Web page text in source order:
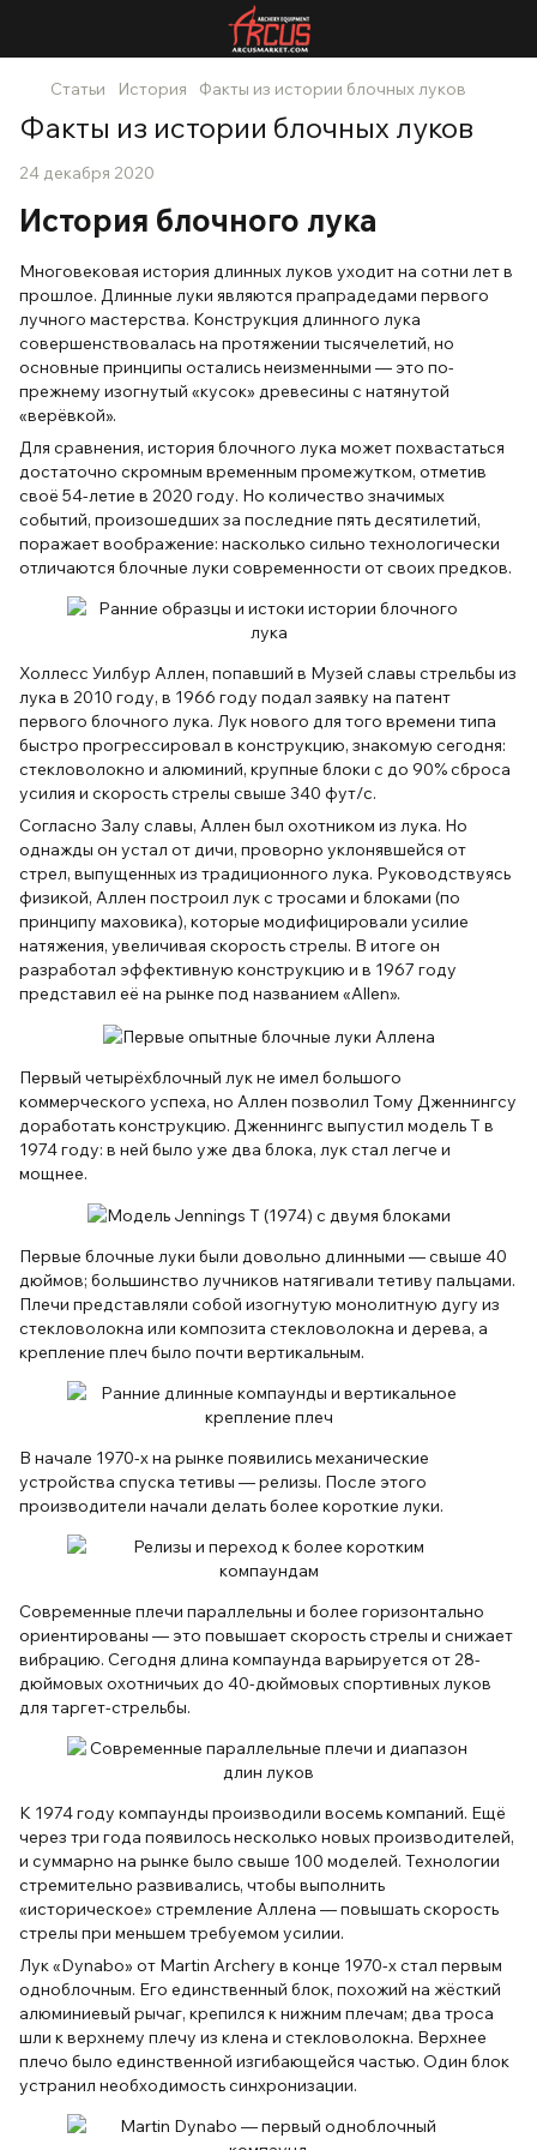
Статьи История Факты из истории блочных луков
Факты из истории блочных луков
24 декабря 2020
История блочного лука
Многовековая история длинных луков уходит на сотни лет в
прошлое. Длинные луки являются прапрадедами первого
лучного мастерства. Конструкция длинного лука
совершенствовалась на протяжении тысячелетий, но
основные принципы остались неизменными — это по-
прежнему изогнутый «кусок» древесины с натянутой
«верёвкой».
Для сравнения, история блочного лука может похвастаться
достаточно скромным временным промежутком, отметив
своё 54-летие в 2020 году. Но количество значимых
событий, произошедших за последние пять десятилетий,
поражает воображение: насколько сильно технологически
отличаются блочные луки современности от своих предков.
Холлесс Уилбур Аллен, попавший в Музей славы стрельбы из
лука в 2010 году, в 1966 году подал заявку на патент
первого блочного лука. Лук нового для того времени типа
быстро прогрессировал в конструкцию, знакомую сегодня:
стекловолокно и алюминий, крупные блоки с до 90% сброса
усилия и скорость стрелы свыше 340 фут/с.
Согласно Залу славы, Аллен был охотником из лука. Но
однажды он устал от дичи, проворно уклонявшейся от
стрел, выпущенных из традиционного лука. Руководствуясь
физикой, Аллен построил лук с тросами и блоками (по
принципу маховика), которые модифицировали усилие
натяжения, увеличивая скорость стрелы. В итоге он
разработал эффективную конструкцию и в 1967 году
представил её на рынке под названием «Allen».
Первый четырёхблочный лук не имел большого
коммерческого успеха, но Аллен позволил Тому Дженнингсу
доработать конструкцию. Дженнингс выпустил модель T в
1974 году: в ней было уже два блока, лук стал легче и
мощнее.
Первые блочные луки были довольно длинными — свыше 40
дюймов; большинство лучников натягивали тетиву пальцами.
Плечи представляли собой изогнутую монолитную дугу из
стекловолокна или композита стекловолокна и дерева, а
крепление плеч было почти вертикальным.
В начале 1970-х на рынке появились механические
устройства спуска тетивы — релизы. После этого
производители начали делать более короткие луки.
Современные плечи параллельны и более горизонтально
ориентированы — это повышает скорость стрелы и снижает
вибрацию. Сегодня длина компаунда варьируется от 28-
дюймовых охотничьих до 40-дюймовых спортивных луков
для таргет-стрельбы.
К 1974 году компаунды производили восемь компаний. Ещё
через три года появилось несколько новых производителей,
и суммарно на рынке было свыше 100 моделей. Технологии
стремительно развивались, чтобы выполнить
«историческое» стремление Аллена — повышать скорость
стрелы при меньшем требуемом усилии.
Лук «Dynabo» от Martin Archery в конце 1970-х стал первым
одноблочным. Его единственный блок, похожий на жёсткий
алюминиевый рычаг, крепился к нижним плечам; два троса
шли к верхнему плечу из клена и стекловолокна. Верхнее
плечо было единственной изгибающейся частью. Один блок
устранил необходимость синхронизации.